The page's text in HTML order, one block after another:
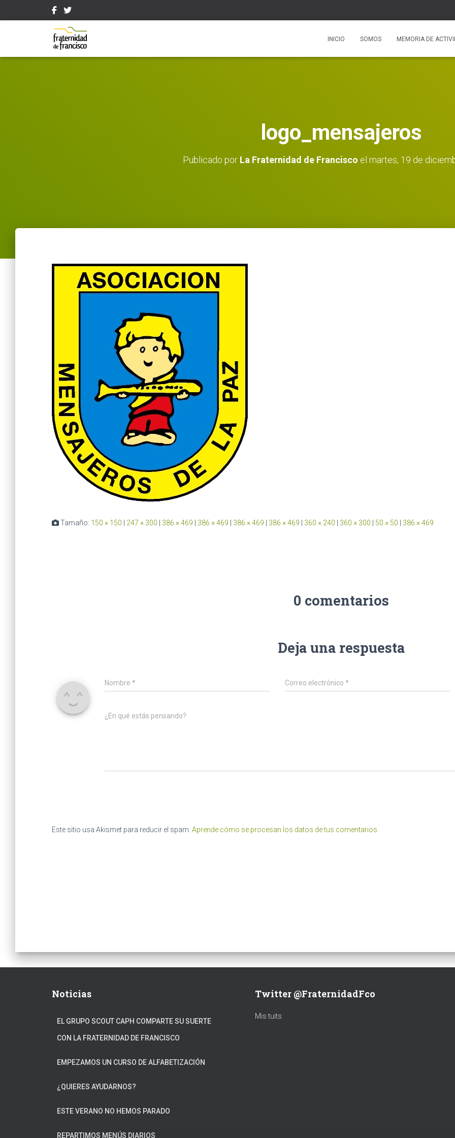
INICIO SOMOS MEMORIA DE
logo_mensajeros
Publicado por La Fraternidad de Francisco el martes, 19 de
Tamaño: 150 × 150 247 × 300 386 × 469 386 × 469 386 × 469 386 × 469 360 × 240 360 × 300 50 × 50 386 × 469
0 comentarios
Deja una respuesta
Nombre * Correo electrónico*
¿En qué estás pensando?
Este sitio usa Akismet para reducir el spam. Aprende cómo se procesan los datos de tus comentarios.
Noticias
EL GRUPO SCOUT CAPH COMPARTE SU SUERTE
CON LA FRATERNIDAD DE FRANCISCO
EMPEZAMOS UN CURSO DE ALFABETIZACIÓN
¿QUIERES AYUDARNOS?
ESTE VERANO NO HEMOS PARADO
REPARTIMOS MENÚS DIARIOS
Twitter @FraternidadFco
Mis tuits